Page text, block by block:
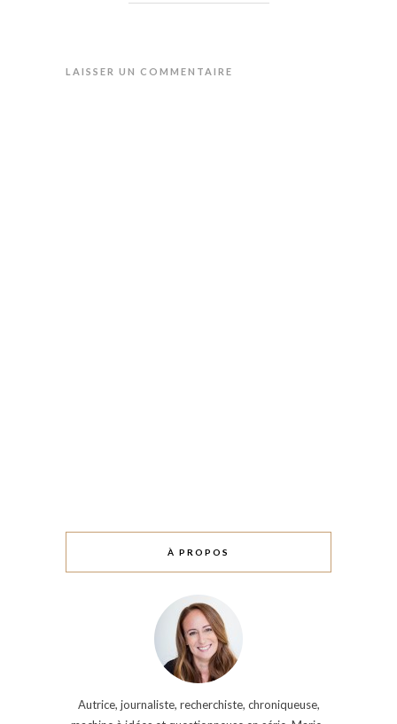
LAISSER UN COMMENTAIRE
À PROPOS
Autrice, journaliste, recherchiste, chroniqueuse,